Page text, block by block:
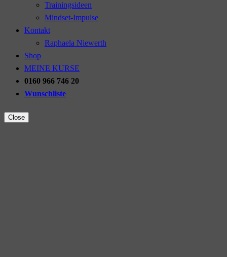
Trainingsideen
Mindset-Impulse
Kontakt
Raphaela Niewerth
Shop
MEINE KURSE
0160 966 746 20
Wunschliste
Close